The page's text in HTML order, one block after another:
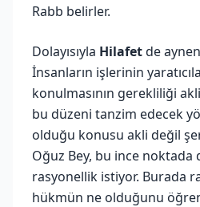
Rabb belirler.
Dolayısıyla Hilafetde
İnsanların işlerinin
konulmasının gerekliliği
bu düzeni tanzim edecek
olduğu konusu akli değil
Oğuz Bey, bu ince noktada
rasyonellik istiyor. Burada
hükmün ne olduğunu